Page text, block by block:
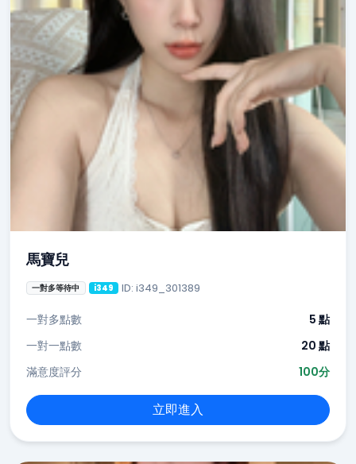
馬寶兒
一對多等待中 i349 ID: i349_301389
一對多點數
5 點
一對一點數
20 點
滿意度評分
100分
立即進入